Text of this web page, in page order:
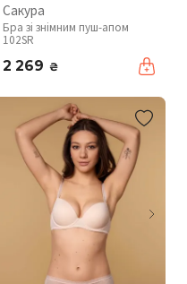
Сакура
Бра зі знімним пуш-апом
102SR
2 269 ₴